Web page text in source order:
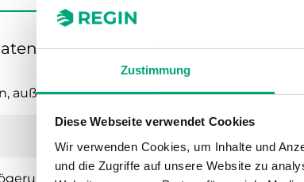
Zustimmung
Diese Webseite verwendet Cookies
Wir verwenden Cookies, um Inhalte und
und die Zugriffe auf unsere Website zu
für IR24-P
außen (B x H x T)